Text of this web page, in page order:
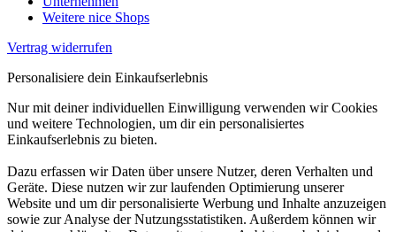
Weitere nice Shops
Vertrag widerrufen
Personalisiere dein Einkaufserlebnis
Nur mit deiner individuellen Einwilligung verwenden wir Cookies
und weitere Technologien, um dir ein personalisiertes
Einkaufserlebnis zu bieten.
Dazu erfassen wir Daten über unsere Nutzer, deren Verhalten und
Geräte. Diese nutzen wir zur laufenden Optimierung unserer
Website und um dir personalisierte Werbung und Inhalte anzuzeigen
sowie zur Analyse der Nutzungsstatistiken. Außerdem können wir